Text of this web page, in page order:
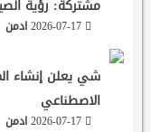
مشتركة: رؤية
ادمن
شي يعلن إنشاء
الاصطناعي
ادمن